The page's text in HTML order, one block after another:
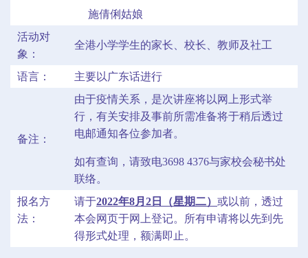
施倩俐姑娘
活动对
象：
全港小学学生的家长、校长、教师及社工
语言： 主要以广东话进行
备注：
由于疫情关系，是次讲座将以网上形式举
行，有关安排及事前所需准备将于稍后透过
电邮通知各位参加者。
如有查询，请致电3698 4376与家校会秘书处
联络。
报名方
法：
请于2022年8月2日（星期二） 或以前，透过
本会网页于网上登记。所有申请将以先到先
得形式处理，额满即止。